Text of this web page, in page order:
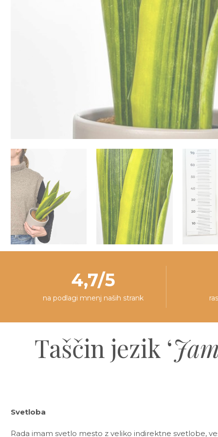
4,7/5
na podlagi mnenj naših strank
Taščin jezik ‘
Svetloba
Rada imam svetlo mesto z veliko indirektne svetlobe,